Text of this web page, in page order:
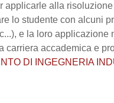
applicarle alla
lo studente con alcuni
e la loro
carriera accademica e
DI INGEGNERIA